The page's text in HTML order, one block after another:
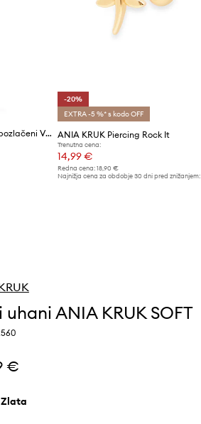
ANIA KRUK uhani ženski pozlačeni VINTAGE
-20%
EXTRA -5 %* s kodo OFF
ANIA KRUK Piercing Rock It
Trenutna cena:
14,99 €
Redna cena:18,90 €
Najnižja cena za obdobje 30 dni pred znižanjem:
ANIA KRUK SOFT
€
zlata